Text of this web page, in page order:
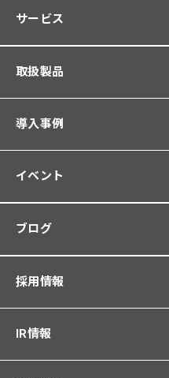
サービス
取扱製品
導入事例
イベント
ブログ
採用情報
IR情報